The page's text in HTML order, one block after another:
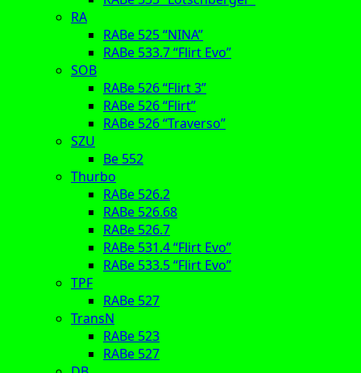
RA
RABe 525 “NINA”
RABe 533.7 “Flirt Evo”
SOB
RABe 526 “Flirt 3”
RABe 526 “Flirt”
RABe 526 “Traverso”
SZU
Be 552
Thurbo
RABe 526.2
RABe 526.68
RABe 526.7
RABe 531.4 “Flirt Evo”
RABe 533.5 “Flirt Evo”
TPF
RABe 527
TransN
RABe 523
RABe 527